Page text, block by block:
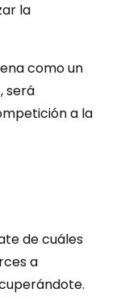
la
como un
será
a la
de cuáles
a